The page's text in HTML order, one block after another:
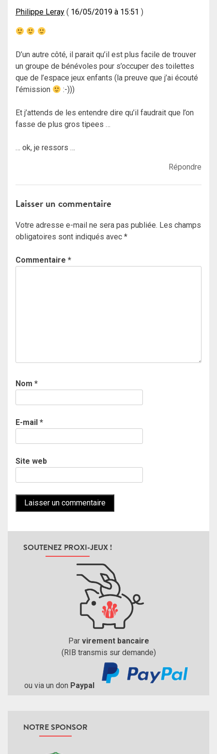
Philippe Leray 16/05/2019 à 15:51
D’un autre côté, il parait qu’il est plus facile de trouver
un groupe de bénévoles pour s’occuper des toilettes
que de l’espace jeux enfants (la preuve que j’ai écouté
l’émission
:-)))
Et j’attends de les entendre dire qu’il faudrait que l’on
fasse de plus gros tipees …
… ok, je ressors …
Répondre
Laisser un commentaire
Votre adresse e-mail ne sera pas publiée. Les champs
obligatoires sont indiqués avec *
Commentaire *
Nom *
E-mail *
Site web
SOUTENEZ PROXI-JEUX !
Par virement bancaire
(RIB transmis sur demande)
ou via un don Paypal
NOTRE SPONSOR